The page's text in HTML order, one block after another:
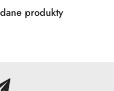
produkty